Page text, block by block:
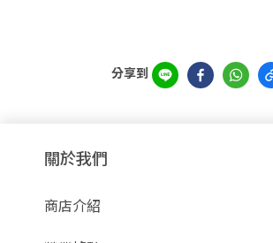
分享到
關於我們
商店介紹